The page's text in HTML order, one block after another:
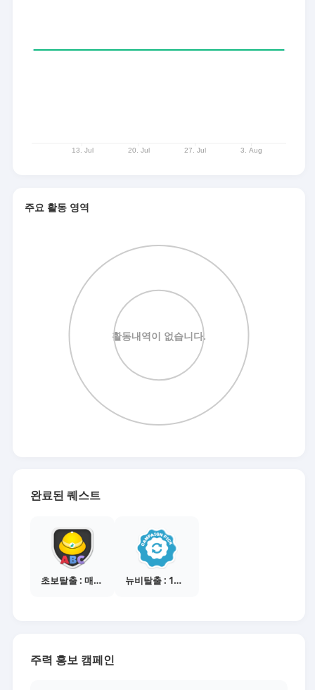
주요 활동 영역
완료된 퀘스트
초보탈출 : 매체별 활동 가이드보기 뉴비탈출 : 1개의 캠페인 선택
주력 홍보 캠페인